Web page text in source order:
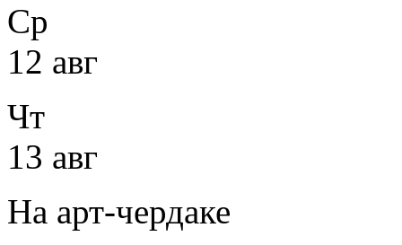
Ср
12 авг
Чт
13 авг
На арт-чердаке